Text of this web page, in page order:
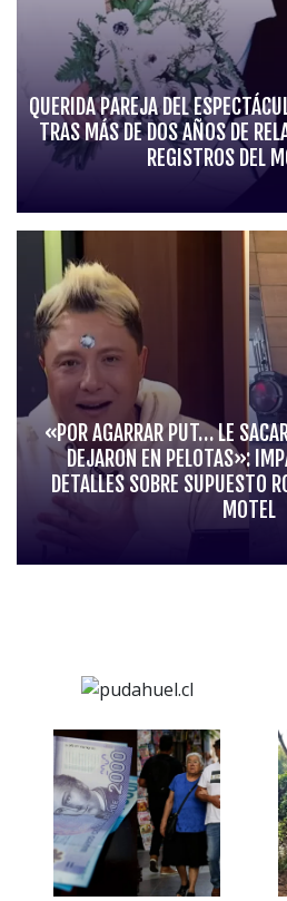
QUERIDA PAREJA DEL
TRAS MÁS DE DOS AÑOS DE
REGISTROS DEL
«POR AGARRAR PUT… LE
DEJARON EN PELOTAS»:
DETALLES SOBRE SUPUESTO
MOTEL